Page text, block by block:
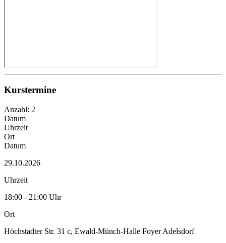
Kurstermine
Anzahl: 2
Datum
Uhrzeit
Ort
Datum
29.10.2026
Uhrzeit
18:00 - 21:00 Uhr
Ort
Höchstadter Str. 31 c, Ewald-Münch-Halle Foyer Adelsdorf